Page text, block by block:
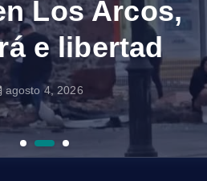
panistas
su gestión
agosto 5, 2026
Los Arcos,
e libertad
agosto 4, 2026
agosto 3, 2026